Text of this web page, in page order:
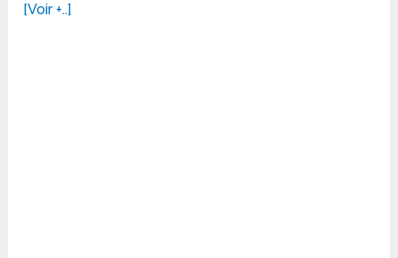
[Voir +..]